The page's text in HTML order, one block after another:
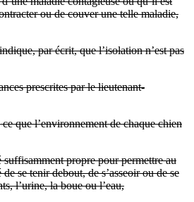
ou de couver une telle maladie,
par écrit, que l’isolation n’est pas
prescrites par le lieutenant-
que l’environnement de chaque chien
propre pour permettre au
se tenir debout, de s’asseoir ou de se
l’urine, la boue ou l’eau,